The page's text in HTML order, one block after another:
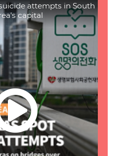
attempts in South
capital